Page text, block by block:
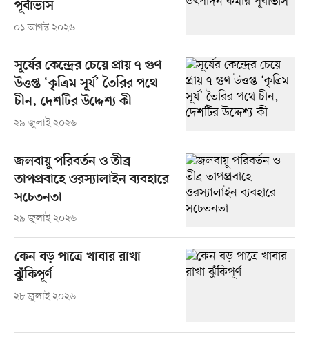
পূর্বাভাস
০১ আগস্ট ২০২৬
সূর্যের কেন্দ্রের চেয়ে প্রায় ৭ গুণ
উত্তপ্ত ‘কৃত্রিম সূর্য’ তৈরির পথে
চীন, দেশটির উদ্দেশ্য কী
২৯ জুলাই ২০২৬
জলবায়ু পরিবর্তন ও তীব্র
তাপপ্রবাহে ওরস্যালাইন ব্যবহারে
সচেতনতা
২৯ জুলাই ২০২৬
কেন বড় পাত্রে খাবার রাখা
ঝুঁকিপূর্ণ
২৮ জুলাই ২০২৬